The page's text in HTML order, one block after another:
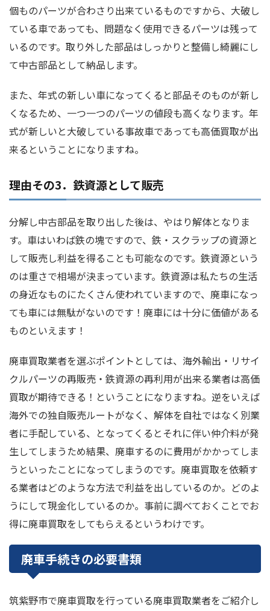
個ものパーツが合わさり出来ているものですから、大破し
ている車であっても、問題なく使用できるパーツは残って
いるのです。取り外した部品はしっかりと整備し綺麗にし
て中古部品として納品します。
また、年式の新しい車になってくると部品そのものが新し
くなるため、一つ一つのパーツの値段も高くなります。年
式が新しいと大破している事故車であっても高価買取が出
来るということになりますね。
理由その3．鉄資源として販売
分解し中古部品を取り出した後は、やはり解体となりま
す。車はいわば鉄の塊ですので、鉄・スクラップの資源と
して販売し利益を得ることも可能なのです。鉄資源という
のは重さで相場が決まっています。鉄資源は私たちの生活
の身近なものにたくさん使われていますので、廃車になっ
ても車には無駄がないのです！廃車には十分に価値がある
ものといえます！
廃車買取業者を選ぶポイントとしては、海外輸出・リサイ
クルパーツの再販売・鉄資源の再利用が出来る業者は高価
買取が期待できる！ということになりますね。逆をいえば
海外での独自販売ルートがなく、解体を自社ではなく別業
者に手配している、となってくるとそれに伴い仲介料が発
生してしまうため結果、廃車するのに費用がかかってしま
うといったことになってしまうのです。廃車買取を依頼す
る業者はどのような方法で利益を出しているのか。どのよ
うにして現金化しているのか。事前に調べておくことでお
得に廃車買取をしてもらえるというわけです。
廃車手続きの必要書類
筑紫野市で廃車買取を行っている廃車買取業者をご紹介し